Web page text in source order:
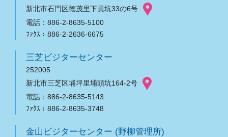
新北市石門区徳茂里下員坑33の6号
電話：886-2-8635-5100
ﾌｧｸｽ：886-2-2636-6675
三芝ビジターセンター
252005
新北市三芝区埔坪里埔頭坑164-2号
電話：886-2-8635-5143
ﾌｧｸｽ：886-2-8635-3748
金山ビジターセンター (野柳管理所)